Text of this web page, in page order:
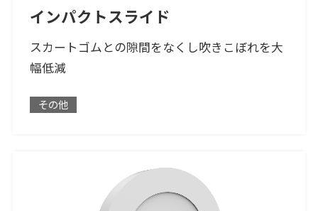
インパクトスライド
スカートゴムとの隙間をなくし吹きこぼれを大
幅低減
その他